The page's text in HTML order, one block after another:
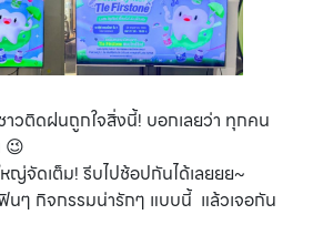
าวติดฝนถูกใจสิ่งนี้! บอกเลยว่า ทุกคน
ญ่จัดเต็ม! รีบไปช้อปกันได้เลยยย~
นๆ กิจกรรมน่ารักๆ แบบนี้ แล้วเจอกัน